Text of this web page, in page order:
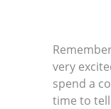
very
spend a
time to